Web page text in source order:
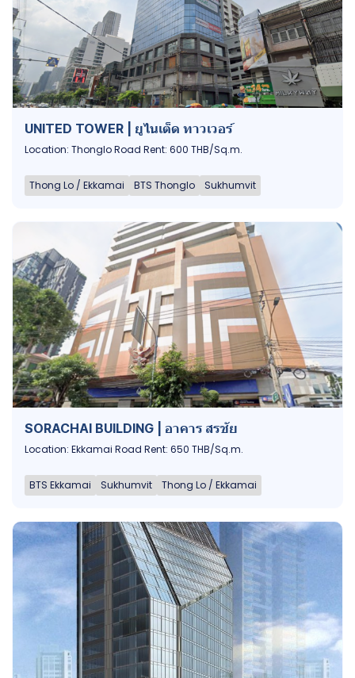
UNITED TOWER | ยูไนเต็ด ทาวเวอร์
Location: Thonglo Road Rent: 600 THB/Sq.m.
Thong Lo / Ekkamai BTS Thonglo Sukhumvit
SORACHAI BUILDING | อาคาร สรชัย
Location: Ekkamai Road Rent: 650 THB/Sq.m.
BTS Ekkamai Sukhumvit Thong Lo / Ekkamai